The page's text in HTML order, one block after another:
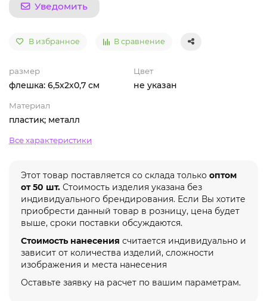
Уведомить
В избранное В сравнение
размер
флешка: 6,5х2х0,7 см
Цвет
не указан
Материал
пластик; металл
Все характеристики
Этот товар поставляется со склада только оптом
от 50 шт. Стоимость изделия указана без
индивидуального брендирования. Если Вы хотите
приобрести данный товар в розницу, цена будет
выше, сроки поставки обсуждаются.
Стоимость нанесения считается индивидуально и
зависит от количества изделий, сложности
изображения и места нанесения
Оставьте заявку на расчет по вашим параметрам.